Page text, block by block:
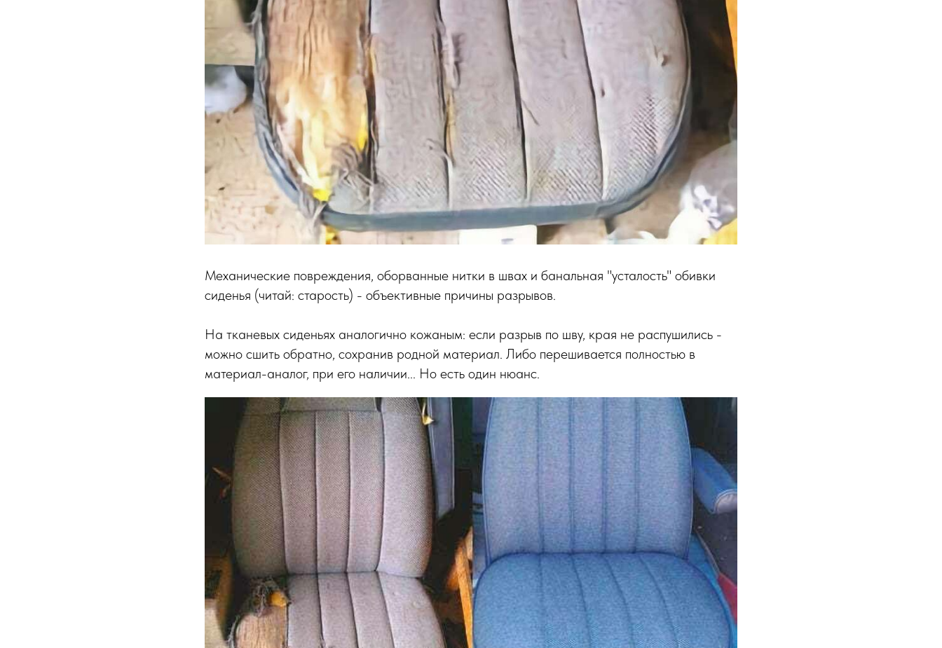
Механические повреждения, оборванные нитки в швах и банальная "усталость" обивки
сиденья (читай: старость) - объективные причины разрывов.
На тканевых сиденьях аналогично кожаным: если разрыв по шву, края не распушились -
можно сшить обратно, сохранив родной материал. Либо перешивается полностью в
материал-аналог, при его наличии... Но есть один нюанс.